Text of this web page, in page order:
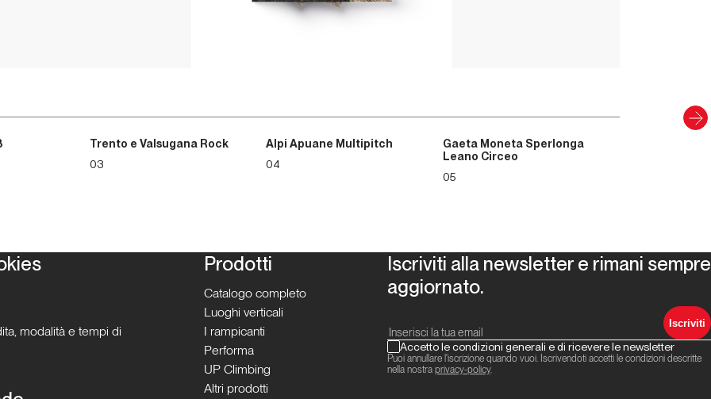
Trento e Valsugana Rock
03
Alpi Apuane Multipitch
04
Gaeta Moneta Sperlonga
Leano Circeo
05
modalità e tempi di
Prodotti
Catalogo completo
Luoghi verticali
I rampicanti
Performa
UP Climbing
Altri prodotti
Iscriviti alla newsletter e rimani sempre
aggiornato.
Iscriviti
Accetto le condizioni generali e di ricevere le newsletter
Puoi annullare l'iscrizione quando vuoi. Iscrivendoti accetti le condizioni descritte
nella nostra privacy-policy.